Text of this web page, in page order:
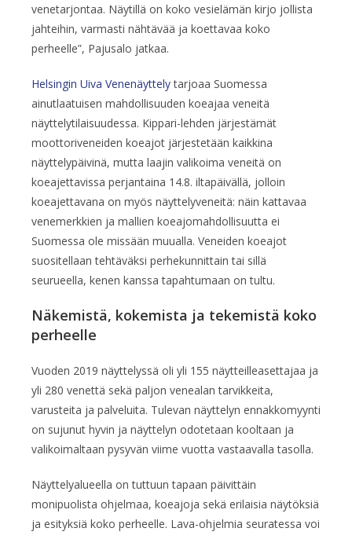
venetarjontaa. Näytillä on koko vesielämän kirjo jollista
jahteihin, varmasti nähtävää ja koettavaa koko
perheelle”, Pajusalo jatkaa.
Helsingin Uiva Venenäyttelytarjoaa Suomessa
ainutlaatuisen mahdollisuuden koeajaa veneitä
näyttelytilaisuudessa. Kippari-lehden järjestämät
moottoriveneiden koeajot järjestetään kaikkina
näyttelypäivinä, mutta laajin valikoima veneitä on
koeajettavissa perjantaina 14.8. iltapäivällä, jolloin
koeajettavana on myös näyttelyveneitä: näin kattavaa
venemerkkien ja mallien koeajomahdollisuutta ei
Suomessa ole missään muualla. Veneiden koeajot
suositellaan tehtäväksi perhekunnittain tai sillä
seurueella, kenen kanssa tapahtumaan on tultu.
Näkemistä, kokemista ja tekemistä koko
perheelle
Vuoden 2019 näyttelyssä oli yli 155 näytteilleasettajaa ja
yli 280 venettä sekä paljon venealan tarvikkeita,
varusteita ja palveluita. Tulevan näyttelyn ennakkomyynti
on sujunut hyvin ja näyttelyn odotetaan kooltaan ja
valikoimaltaan pysyvän viime vuotta vastaavalla tasolla.
Näyttelyalueella on tuttuun tapaan päivittäin
monipuolista ohjelmaa, koeajoja sekä erilaisia näytöksiä
ja esityksiä koko perheelle. Lava-ohjelmia seuratessa voi